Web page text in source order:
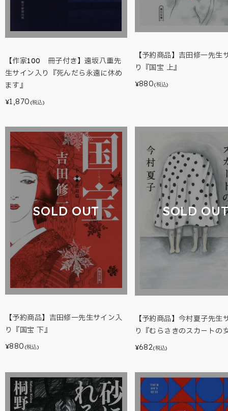
【作家100 冊子付き】遠坂八重先
生サイン入り『死んだら永遠に休め
ます』
¥1,870 (税込)
【予約商品】吉田修一先生
り『国宝 上』
¥880(税込)
SOLD OUT
【予約商品】吉田修一先生サイン入
り『国宝 下』
¥880 (税込)
SOLD
【予約商品】今村夏子先生
り『むらさきのスカ－トの
¥682(税込)